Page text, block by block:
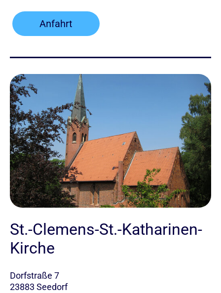
Anfahrt
St.-Clemens-St.-Katharinen-
Kirche
Dorfstraße 7
23883 Seedorf